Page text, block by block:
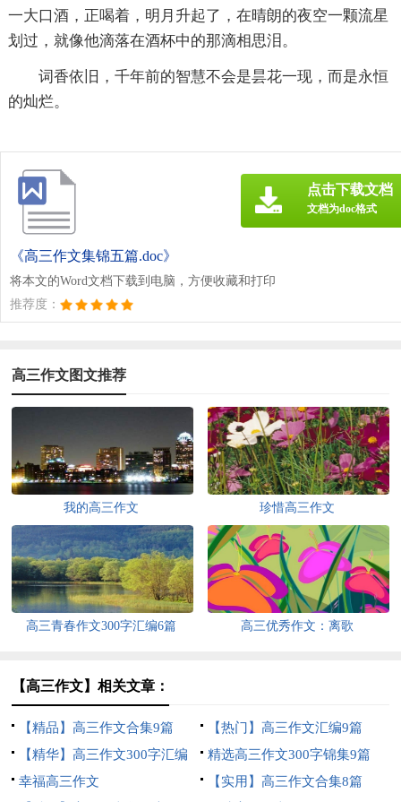
一大口酒，正喝着，明月升起了，在晴朗的夜空一颗流星
划过，就像他滴落在酒杯中的那滴相思泪。
词香依旧，千年前的智慧不会是昙花一现，而是永恒
的灿烂。
《高三作文集锦五篇.doc》
将本文的Word文档下载到电脑，方便收藏和打印
推荐度：
点击下载文档
文档为doc格式
高三作文图文推荐
我的高三作文 珍惜高三作文
高三青春作文300字汇编6篇 高三优秀作文：离歌
【高三作文】相关文章：
【精品】高三作文合集9篇
【热门】高三作文汇编9篇
【精华】高三作文300字汇编
八篇
精选高三作文300字锦集9篇
幸福高三作文
【实用】高三作文合集8篇